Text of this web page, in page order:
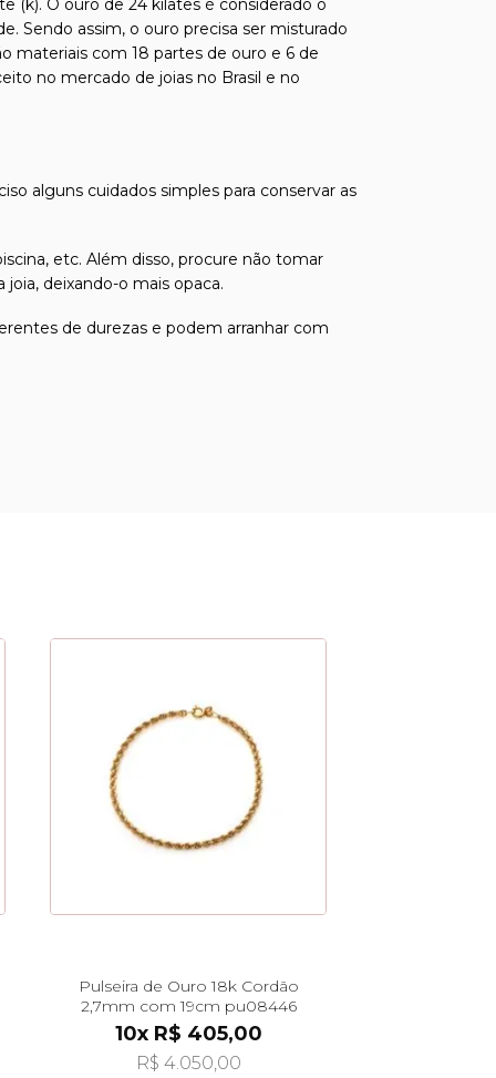
(k). O ouro de 24 kilates é considerado o
Sendo assim, o ouro precisa ser misturado
materiais com 18 partes de ouro e 6 de
no mercado de joias no Brasil e no
alguns cuidados simples para conservar as
etc. Além disso, procure não tomar
deixando-o mais opaca.
de durezas e podem arranhar com
Pulseira de Ouro 18k Cordão
2,7mm com 19cm pu08446
10x R$ 405,00
R$ 4.050,00